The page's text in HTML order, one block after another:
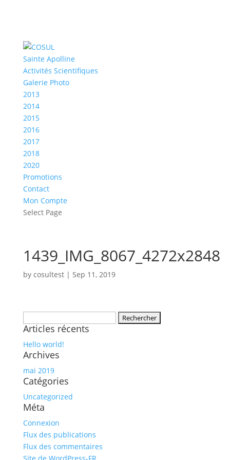
Sainte Apolline
Activités Scientifiques
Galerie Photo
2013
2014
2015
2016
2017
2018
2020
Promotions
Contact
Mon Compte
Select Page
1439_IMG_8067_4272x2848
by cosultest| Sep 11, 2019
Articles récents
Hello world!
Archives
mai 2019
Catégories
Uncategorized
Méta
Connexion
Flux des publications
Flux des commentaires